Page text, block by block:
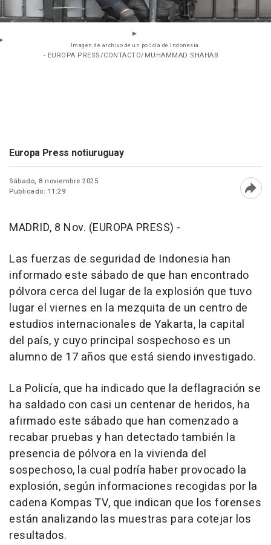
Imagen de archivo de un policía de Indonesia.
- EUROPA PRESS/CONTACTO/MUHAMMAD SHAHAB
Europa Press notiuruguay
Sábado, 8 noviembre 2025
Publicado: 11:29
MADRID, 8 Nov. (EUROPA PRESS) -
Las fuerzas de seguridad de Indonesia han
informado este sábado de que han encontrado
pólvora cerca del lugar de la explosión que tuvo
lugar el viernes en la mezquita de un centro de
estudios internacionales de Yakarta, la capital
del país, y cuyo principal sospechoso es un
alumno de 17 años que está siendo investigado.
La Policía, que ha indicado que la deflagración se
ha saldado con casi un centenar de heridos, ha
afirmado este sábado que han comenzado a
recabar pruebas y han detectado también la
presencia de pólvora en la vivienda del
sospechoso, la cual podría haber provocado la
explosión, según informaciones recogidas por la
cadena Kompas TV, que indican que los forenses
están analizando las muestras para cotejar los
resultados.